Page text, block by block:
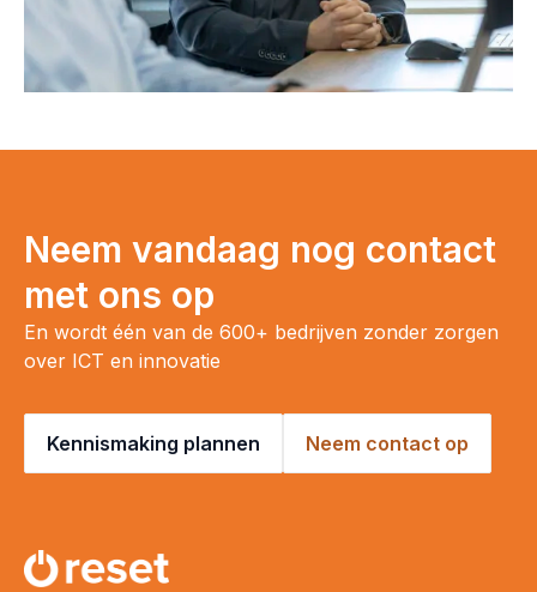
Neem vandaag nog contact
met ons op
En wordt één van de 600+ bedrijven zonder zorgen
over ICT en innovatie
Kennismaking plannen Neem contact op